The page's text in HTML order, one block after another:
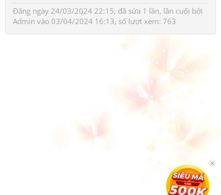
Đăng ngày 24/03/2024 22:15, đã sửa 1 lần, lần cuối bởi
Admin vào 03/04/2024 16:13, số lượt xem: 763